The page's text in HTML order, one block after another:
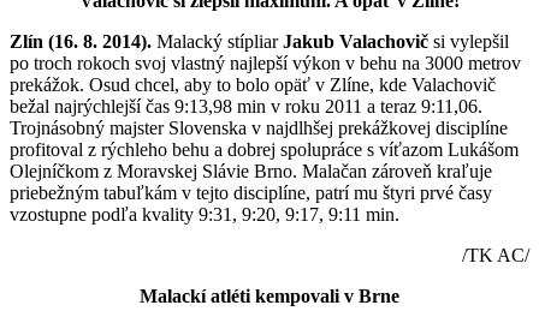
Zlín (16. 8. 2014). Malacký stípliarJakub Valachovič si vylepšil
po troch rokoch svoj vlastný najlepší výkon v behu na 3000 metrov
prekážok. Osud chcel, aby to bolo opäť v Zlíne, kde Valachovič
bežal najrýchlejší čas 9:13,98 min v roku 2011 a teraz 9:11,06.
Trojnásobný majster Slovenska v najdlhšej prekážkovej disciplíne
profitoval z rýchleho behu a dobrej spolupráce s víťazom Lukášom
Olejníčkom z Moravskej Slávie Brno. Malačan zároveň kraľuje
priebežným tabuľkám v tejto disciplíne, patrí mu štyri prvé časy
vzostupne podľa kvality 9:31, 9:20, 9:17, 9:11 min.
/TK AC/
Malackí atléti kempovali v Brne